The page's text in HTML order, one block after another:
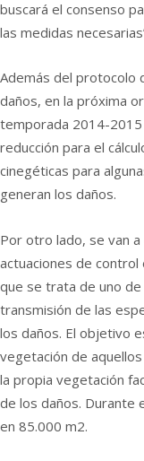
buscará el consenso
las medidas
Además del protocolo
daños, en la próxima
temporada 2014-2015
reducción para el
cinegéticas para
generan los daños.
Por otro lado, se van a
actuaciones de control
que se trata de uno
transmisión de las
los daños. El objetivo
vegetación de
la propia vegetación
de los daños. Durante
en 85.000 m2.